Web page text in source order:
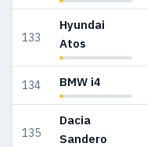
133
Hyundai
Atos
134 BMW i4
135
Dacia
Sandero